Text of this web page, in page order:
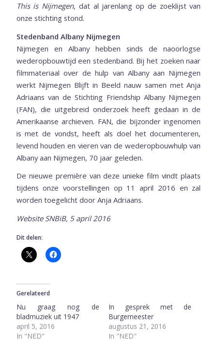
This is Nijmegen, dat al jarenlang op de zoeklijst van
onze stichting stond.
Stedenband Albany Nijmegen
Nijmegen en Albany hebben sinds de naoorlogse
wederopbouwtijd een stedenband. Bij het zoeken naar
filmmateriaal over de hulp van Albany aan Nijmegen
werkt Nijmegen Blijft in Beeld nauw samen met Anja
Adriaans van de Stichting Friendship Albany Nijmegen
(FAN), die uitgebreid onderzoek heeft gedaan in de
Amerikaanse archieven. FAN, die bijzonder ingenomen
is met de vondst, heeft als doel het documenteren,
levend houden en vieren van de wederopbouwhulp van
Albany aan Nijmegen, 70 jaar geleden.
De nieuwe première van deze unieke film vindt plaats
tijdens onze voorstellingen op 11 april 2016 en zal
worden toegelicht door Anja Adriaans.
Website SNBiB, 5 april 2016
Dit delen:
Gerelateerd
Nu graag nog de
bladmuziek uit 1947
april 5, 2016
In "NED"
In gesprek met de
Burgemeester
augustus 21, 2016
In "NED"